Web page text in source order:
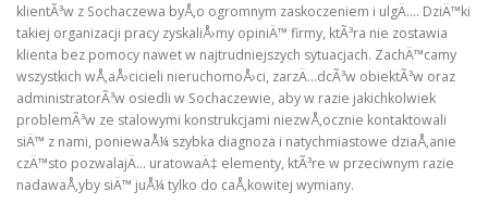
klientÃ³w z Sochaczewa byÅ‚o ogromnym zaskoczeniem i ulgÄ…. DziÄ™ki
takiej organizacji pracy zyskaliÅ›my opiniÄ™ firmy, ktÃ³ra nie zostawia
klienta bez pomocy nawet w najtrudniejszych sytuacjach. ZachÄ™camy
wszystkich wÅ‚aÅ›cicieli nieruchomoÅ›ci, zarzÄ…dcÃ³w obiektÃ³w oraz
administratorÃ³w osiedli w Sochaczewie, aby w razie jakichkolwiek
problemÃ³w ze stalowymi konstrukcjami niezwÅ‚ocznie kontaktowali
siÄ™ z nami, poniewaÅ¼ szybka diagnoza i natychmiastowe dziaÅ‚anie
czÄ™sto pozwalajÄ… uratowaÄ‡ elementy, ktÃ³re w przeciwnym razie
nadawaÅ‚yby siÄ™ juÅ¼ tylko do caÅ‚kowitej wymiany.